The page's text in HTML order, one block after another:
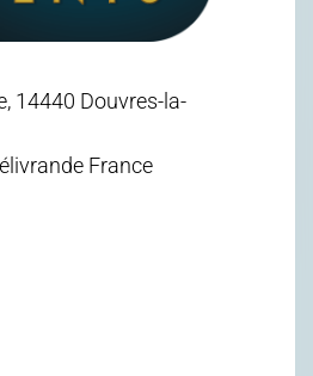
14440 Douvres-la-
France